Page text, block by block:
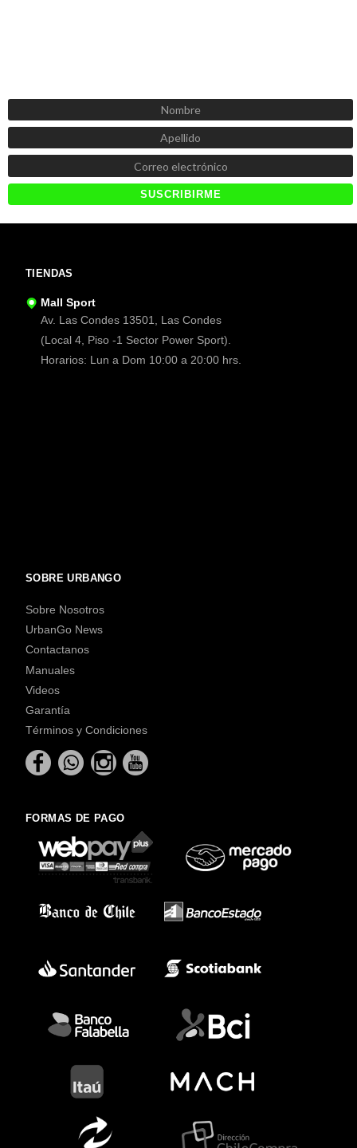
TIENDAS
Mall Sport
Av. Las Condes 13501, Las Condes
(Local 4, Piso -1 Sector Power Sport).
Horarios: Lun a Dom 10:00 a 20:00 hrs.
SOBRE URBANGO
Sobre Nosotros
UrbanGo News
Contactanos
Manuales
Videos
Garantía
Términos y Condiciones
FORMAS DE PAGO